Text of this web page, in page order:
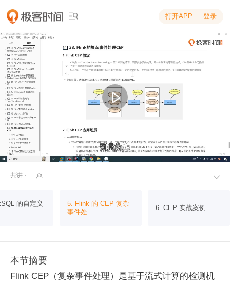
 打开APP 登录
到此为止
到此为止

共讲 · 
的自定义
5. Flink 的 CEP 复杂
事件处...
6. CEP 实战案例
本节摘要
Flink CEP（复杂事件处理）是基于流式计算的检测机